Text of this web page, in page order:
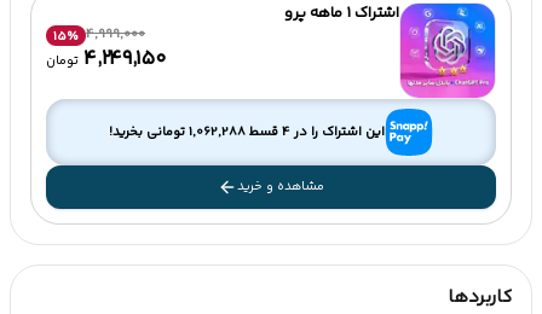
اشتراک 1 ماهه پرو
4,999,000
15%
۴٬۲۴۹٬۱۵۰ تومان
این اشتراک را در 4 قسط 1,062,288تومانی بخرید!
مشاهده و خرید
کاربردها